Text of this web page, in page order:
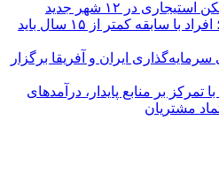
در ۱۲ شهر جدید
قانون جدید بازنشستگی؛ افراد با سابقه کمتر از ۱۵ سال باید
ایران و آفریقا برگزار
تمرکز بر منابع پایدار، درآمدهای
مشتریان